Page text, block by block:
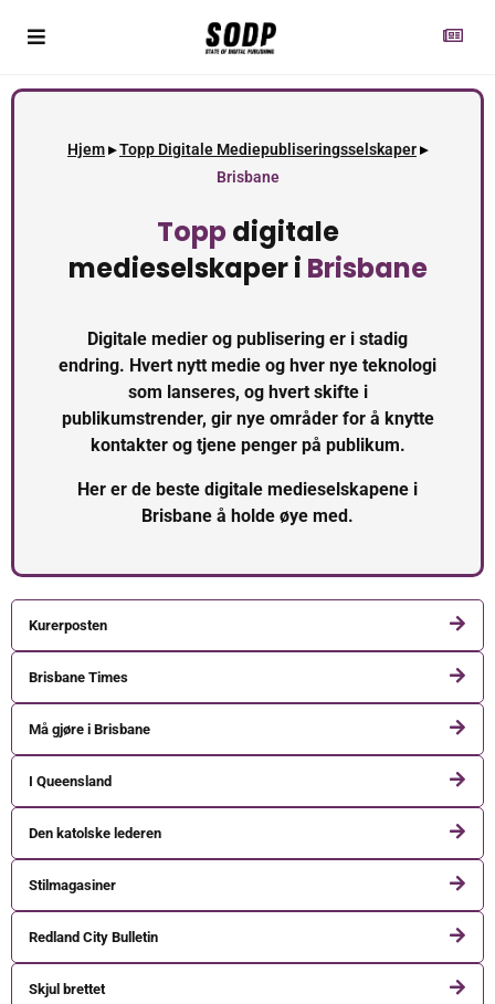
Hjem▸Topp Digitale Mediepubliseringsselskaper▸
Brisbane
Toppdigitale
medieselskaper i Brisbane
Digitale medier og publisering er i stadig
endring. Hvert nytt medie og hver nye teknologi
som lanseres, og hvert skifte i
publikumstrender, gir nye områder for å knytte
kontakter og tjene penger på publikum.
Her er de beste digitale medieselskapene i
Brisbane å holde øye med.
Kurerposten
Brisbane Times
Må gjøre i Brisbane
I Queensland
Den katolske lederen
Stilmagasiner
Redland City Bulletin
Skjul brettet